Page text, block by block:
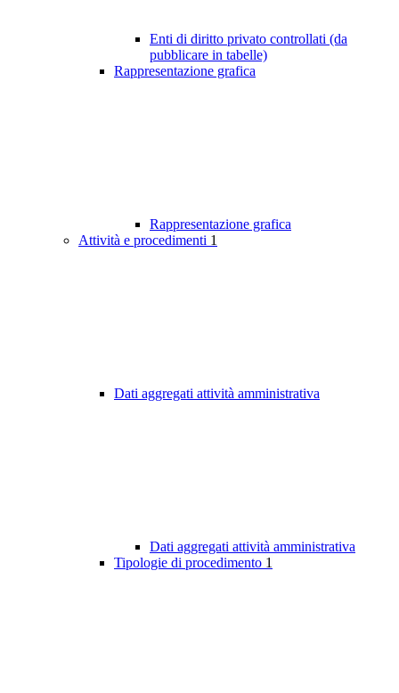
Enti di diritto privato controllati (da
pubblicare in tabelle)
Rappresentazione grafica
Rappresentazione grafica
Attività e procedimenti 1
Dati aggregati attività amministrativa
Dati aggregati attività amministrativa
Tipologie di procedimento 1